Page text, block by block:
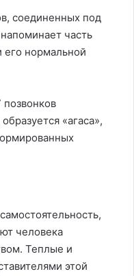
соединенных под
часть
его нормальной
«агаса»,
человека
Теплые и
этой